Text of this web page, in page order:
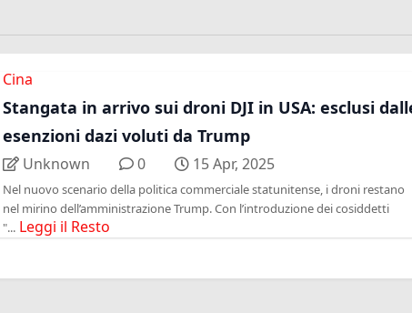
Cina
Stangata in arrivo sui droni DJI in USA: esclusi
esenzioni dazi voluti da Trump
Unknown 0 15 Apr, 2025
Nel nuovo scenario della politica commerciale statunitense, i droni restano
nel mirino dell’amministrazione Trump. Con l’introduzione dei cosiddetti
"... Leggi il Resto